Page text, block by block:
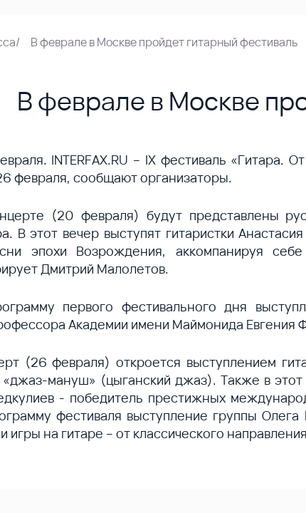
/ В феврале в Москве пройдет гитарный фестиваль
В феврале в Москве
INTERFAX.RU – IX фестиваль
февраля, сообщают организаторы.
(20 февраля) будут представлены
В этот вечер выступят гитаристки
эпохи Возрождения, аккомпанируя
Дмитрий Малолетов.
первого фестивального дня
Академии имени Маймонида Евгения
(26 февраля) откроется выступлением
мануш» (цыганский джаз). Также в
- победитель престижных
фестиваля выступление группы
игры на гитаре – от классического